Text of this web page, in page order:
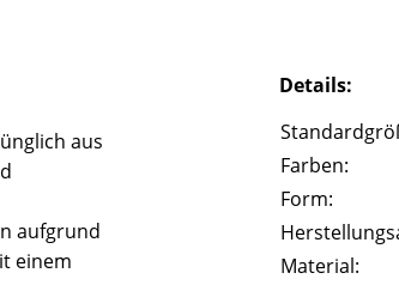
aus
aufgrund
einem
Details:
Farben:
Form:
Material: